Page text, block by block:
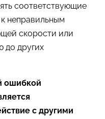
соответствующие
неправильным
скорости или
до других
ошибкой
с другими